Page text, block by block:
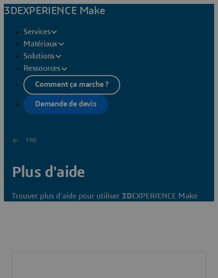
3DEXPERIENCE Make
Services
Matériaux
Solutions
Ressources
Comment ça marche ?
Demande de devis
FAQ
Plus d'aide
Trouver plus d'aide pour utiliser 3DEXPERIENCE Make